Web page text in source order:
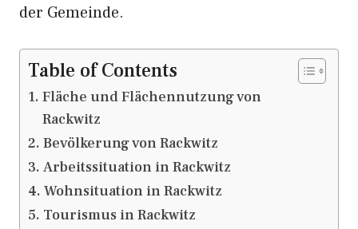
der Gemeinde.
Table of Contents
Fläche und Flächennutzung von
Rackwitz
Bevölkerung von Rackwitz
Arbeitssituation in Rackwitz
Wohnsituation in Rackwitz
Tourismus in Rackwitz